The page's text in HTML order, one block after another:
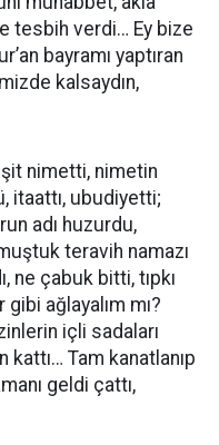
tesbih verdi… Ey bize
bayramı yaptıran
kalsaydın,
nimetti, nimetin
itaattı, ubudiyetti;
adı huzurdu,
teravih namazı
ne çabuk bitti, tıpkı
ağlayalım mı?
içli sadaları
kattı… Tam kanatlanıp
geldi çattı,